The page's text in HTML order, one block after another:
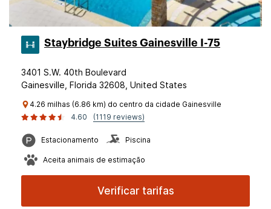
Staybridge Suites Gainesville I-75
3401 S.W. 40th Boulevard
Gainesville, Florida 32608, United States
4.26 milhas (6.86 km) do centro da cidade Gainesville
4.60
(1119 reviews)
Estacionamento Piscina
Aceita animais de estimação
Verificar tarifas